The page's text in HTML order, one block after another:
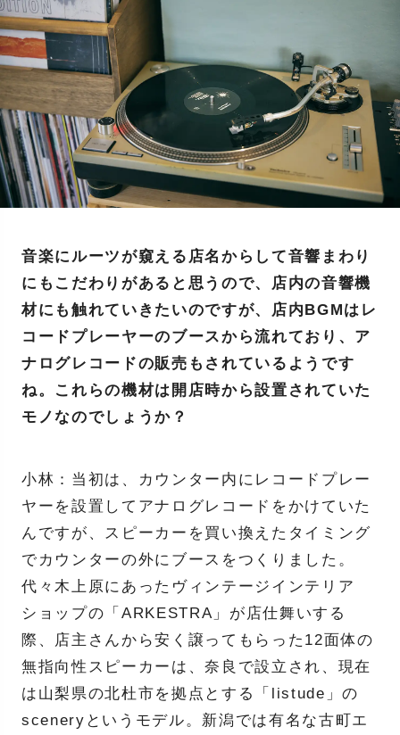
音楽にルーツが窺える店名からして音響まわり
にもこだわりがあると思うので、店内の音響機
材にも触れていきたいのですが、店内BGMはレ
コードプレーヤーのブースから流れており、ア
ナログレコードの販売もされているようです
ね。これらの機材は開店時から設置されていた
モノなのでしょうか？
小林：当初は、カウンター内にレコードプレー
ヤーを設置してアナログレコードをかけていた
んですが、スピーカーを買い換えたタイミング
でカウンターの外にブースをつくりました。
代々木上原にあったヴィンテージインテリア
ショップの「ARKESTRA」が店仕舞いする
際、店主さんから安く譲ってもらった12面体の
無指向性スピーカーは、奈良で設立され、現在
は山梨県の北杜市を拠点とする「listude」の
sceneryというモデル。新潟では有名な古町エ